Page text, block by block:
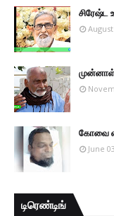
கோவை
June
டிரெண்டிங்